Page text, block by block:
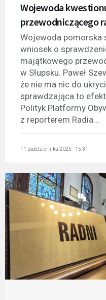
Wojewoda
przewodniczącego
Wojewoda pomorska
wniosek o
majątkowego
w Słupsku. Paweł
że nie ma nic do
sprawdzająca to
Polityk Platformy
z reporterem Radia...
11 października 2025 - 15:31